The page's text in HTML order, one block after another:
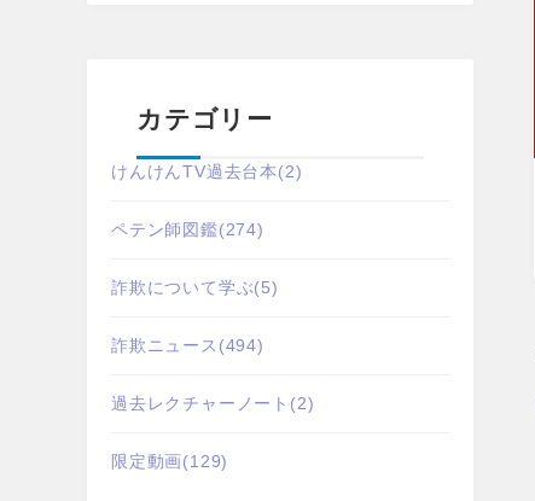
カテゴリー
けんけんTV過去台本(2)
ペテン師図鑑(274)
詐欺について学ぶ(5)
詐欺ニュース (494)
過去レクチャーノート (2)
限定動画(129)